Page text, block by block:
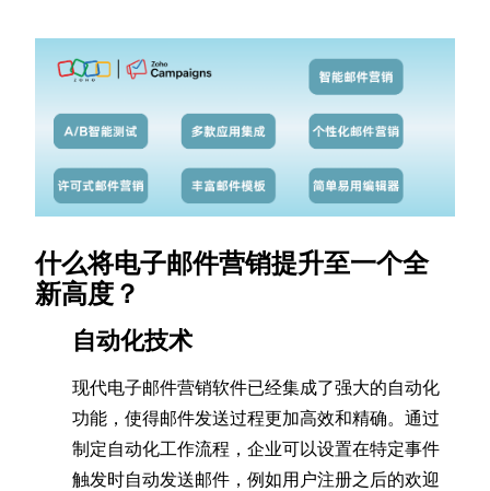
什么将电子邮件营销提升至一个全
新高度？
自动化技术
现代电子邮件营销软件已经集成了强大的自动化
功能，使得邮件发送过程更加高效和精确。通过
制定自动化工作流程，企业可以设置在特定事件
触发时自动发送邮件，例如用户注册之后的欢迎